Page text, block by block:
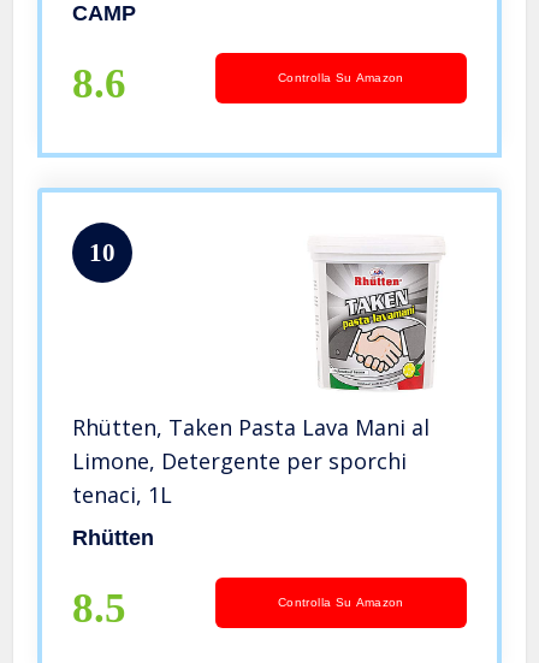
CAMP
8.6 Controlla Su Amazon
10
Rhütten, Taken Pasta Lava Mani al
Limone, Detergente per sporchi
tenaci, 1L
Rhütten
8.5 Controlla Su Amazon